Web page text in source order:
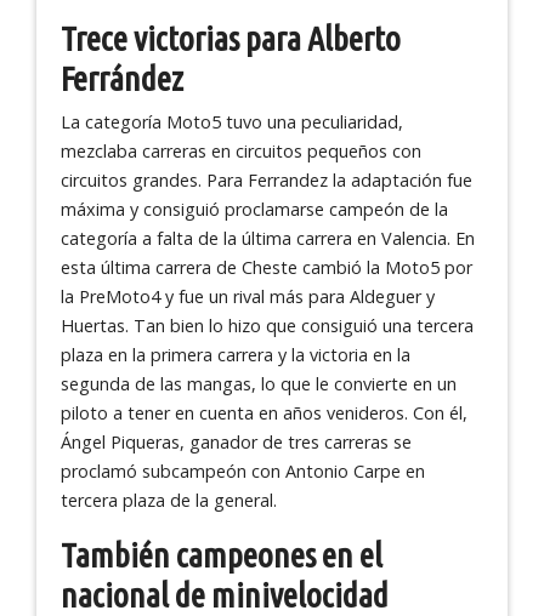
Trece victorias para Alberto
Ferrández
La categoría Moto5 tuvo una peculiaridad,
mezclaba carreras en circuitos pequeños con
circuitos grandes. Para Ferrandez la adaptación fue
máxima y consiguió proclamarse campeón de la
categoría a falta de la última carrera en Valencia. En
esta última carrera de Cheste cambió la Moto5 por
la PreMoto4 y fue un rival más para Aldeguer y
Huertas. Tan bien lo hizo que consiguió una tercera
plaza en la primera carrera y la victoria en la
segunda de las mangas, lo que le convierte en un
piloto a tener en cuenta en años venideros. Con él,
Ángel Piqueras, ganador de tres carreras se
proclamó subcampeón con Antonio Carpe en
tercera plaza de la general.
También campeones en el
nacional de minivelocidad